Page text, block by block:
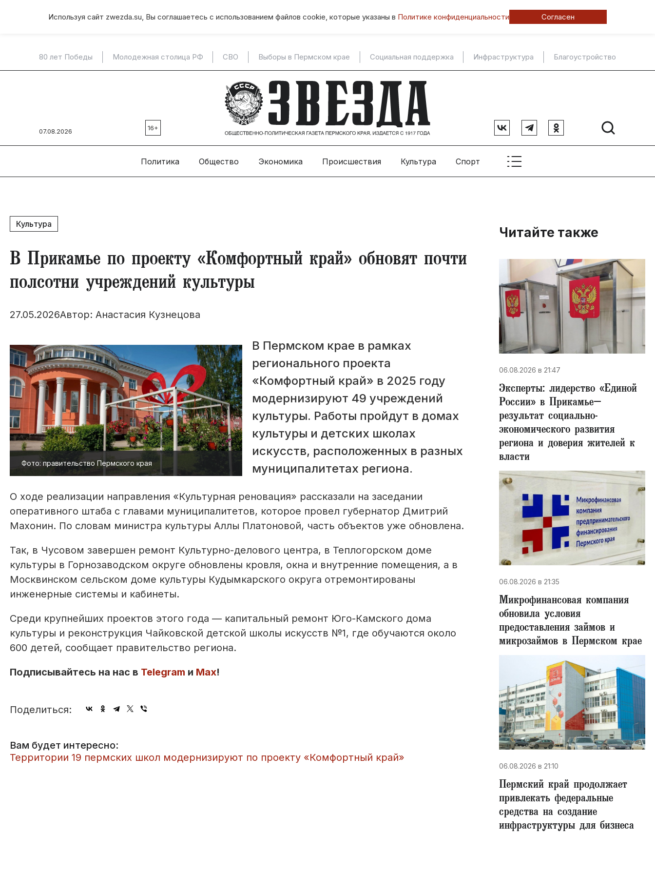
Используя сайт zwezda.su, Вы соглашаетесь с использованием файлов cookie, которые указаны в Политике конфиденциальности Согласен
80 лет Победы Молодежная столица РФ СВО Выборы в Пермском крае Социальная поддержка Инфраструктура Благоустройство
07.08.2026 16+
Политика Общество Экономика Происшествия Культура Спорт
Культура
​В Прикамье по проекту «Комфортный край» обновят почти
полсотни учреждений культуры
27.05.2026Автор: Анастасия Кузнецова
Фото: правительство Пермского края
В Пермском крае в рамках
регионального проекта
«Комфортный край» в 2025 году
модернизируют 49 учреждений
культуры. Работы пройдут в домах
культуры и детских школах
искусств, расположенных в разных
муниципалитетах региона.
О ходе реализации направления «Культурная реновация» рассказали на заседании
оперативного штаба с главами муниципалитетов, которое провел губернатор Дмитрий
Махонин. По словам министра культуры Аллы Платоновой, часть объектов уже обновлена.
Так, в Чусовом завершен ремонт Культурно-делового центра, в Теплогорском доме
культуры в Горнозаводском округе обновлены кровля, окна и внутренние помещения, а в
Москвинском сельском доме культуры Кудымкарского округа отремонтированы
инженерные системы и кабинеты.
Среди крупнейших проектов этого года — капитальный ремонт Юго-Камского дома
культуры и реконструкция Чайковской детской школы искусств №1, где обучаются около
600 детей, сообщает правительство региона.
Подписывайтесь на нас в Telegram и Max!
Поделиться:
Вам будет интересно:
Территории 19 пермских школ модернизируют по проекту «Комфортный край»
Читайте также
06.08.2026 в 21:47
Эксперты: лидерство «Единой
России» в Прикамье–
результат социально-
экономического развития
региона и доверия жителей к
власти
06.08.2026 в 21:35
Микрофинансовая компания
обновила условия
предоставления займов и
микрозаймов в Пермском крае
06.08.2026 в 21:10
Пермский край продолжает
привлекать федеральные
средства на создание
инфраструктуры для бизнеса